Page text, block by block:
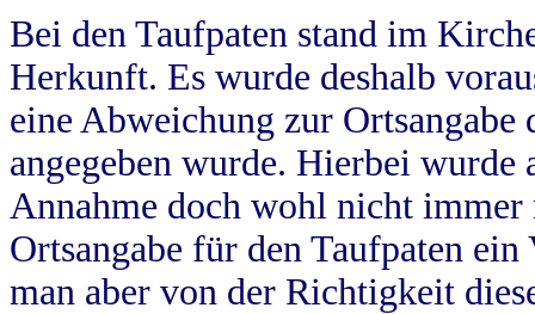
Bei den Taufpaten stand im
Herkunft. Es wurde deshalb
eine Abweichung zur
angegeben wurde. Hierbei wurde
Annahme doch wohl nicht
Ortsangabe für den Taufpaten
man aber von der Richtigkeit